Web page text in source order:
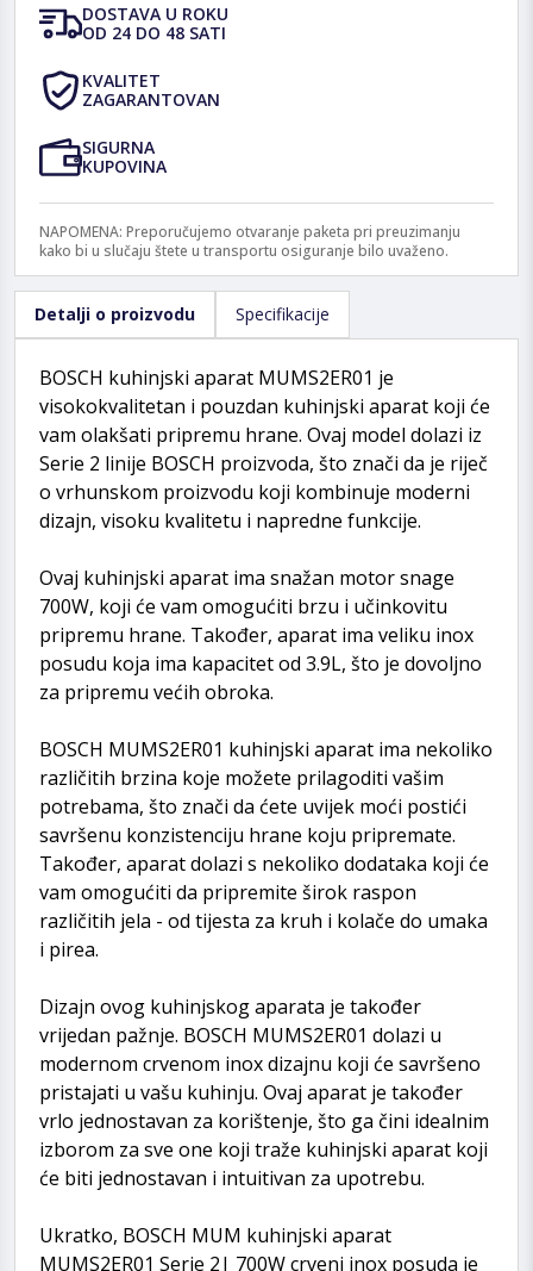
DOSTAVA U ROKU
OD 24 DO 48 SATI
KVALITET
ZAGARANTOVAN
SIGURNA
KUPOVINA
NAPOMENA: Preporučujemo otvaranje paketa pri preuzimanju
kako bi u slučaju štete u transportu osiguranje bilo uvaženo.
Detalji o proizvodu Specifikacije
BOSCH kuhinjski aparat MUMS2ER01 je
visokokvalitetan i pouzdan kuhinjski aparat koji će
vam olakšati pripremu hrane. Ovaj model dolazi iz
Serie 2 linije BOSCH proizvoda, što znači da je riječ
o vrhunskom proizvodu koji kombinuje moderni
dizajn, visoku kvalitetu i napredne funkcije.
Ovaj kuhinjski aparat ima snažan motor snage
700W, koji će vam omogućiti brzu i učinkovitu
pripremu hrane. Također, aparat ima veliku inox
posudu koja ima kapacitet od 3.9L, što je dovoljno
za pripremu većih obroka.
BOSCH MUMS2ER01 kuhinjski aparat ima nekoliko
različitih brzina koje možete prilagoditi vašim
potrebama, što znači da ćete uvijek moći postići
savršenu konzistenciju hrane koju pripremate.
Također, aparat dolazi s nekoliko dodataka koji će
vam omogućiti da pripremite širok raspon
različitih jela - od tijesta za kruh i kolače do umaka
i pirea.
Dizajn ovog kuhinjskog aparata je također
vrijedan pažnje. BOSCH MUMS2ER01 dolazi u
modernom crvenom inox dizajnu koji će savršeno
pristajati u vašu kuhinju. Ovaj aparat je također
vrlo jednostavan za korištenje, što ga čini idealnim
izborom za sve one koji traže kuhinjski aparat koji
će biti jednostavan i intuitivan za upotrebu.
Ukratko, BOSCH MUM kuhinjski aparat
MUMS2ER01 Serie 2| 700W crveni inox posuda je